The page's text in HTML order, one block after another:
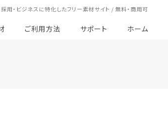
採用・ビジネスに特化したフリー素材サイト / 無料・商用可
ご利用方法 サポート ホーム